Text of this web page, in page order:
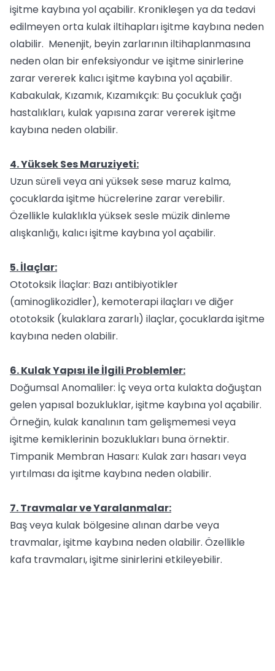
işitme kaybına yol açabilir. Kronikleşen ya da tedavi
edilmeyen orta kulak iltihapları işitme kaybına neden
olabilir. Menenjit, beyin zarlarının iltihaplanmasına
neden olan bir enfeksiyondur ve işitme sinirlerine
zarar vererek kalıcı işitme kaybına yol açabilir.
Kabakulak, Kızamık, Kızamıkçık: Bu çocukluk çağı
hastalıkları, kulak yapısına zarar vererek işitme
kaybına neden olabilir.
4. Yüksek Ses Maruziyeti:
Uzun süreli veya ani yüksek sese maruz kalma,
çocuklarda işitme hücrelerine zarar verebilir.
Özellikle kulaklıkla yüksek sesle müzik dinleme
alışkanlığı, kalıcı işitme kaybına yol açabilir.
5. İlaçlar:
Ototoksik İlaçlar: Bazı antibiyotikler
(aminoglikozidler), kemoterapi ilaçları ve diğer
ototoksik (kulaklara zararlı) ilaçlar, çocuklarda işitme
kaybına neden olabilir.
6. Kulak Yapısı ile İlgili Problemler:
Doğumsal Anomaliler: İç veya orta kulakta doğuştan
gelen yapısal bozukluklar, işitme kaybına yol açabilir.
Örneğin, kulak kanalının tam gelişmemesi veya
işitme kemiklerinin bozuklukları buna örnektir.
Timpanik Membran Hasarı: Kulak zarı hasarı veya
yırtılması da işitme kaybına neden olabilir.
7. Travmalar ve Yaralanmalar:
Baş veya kulak bölgesine alınan darbe veya
travmalar, işitme kaybına neden olabilir. Özellikle
kafa travmaları, işitme sinirlerini etkileyebilir.